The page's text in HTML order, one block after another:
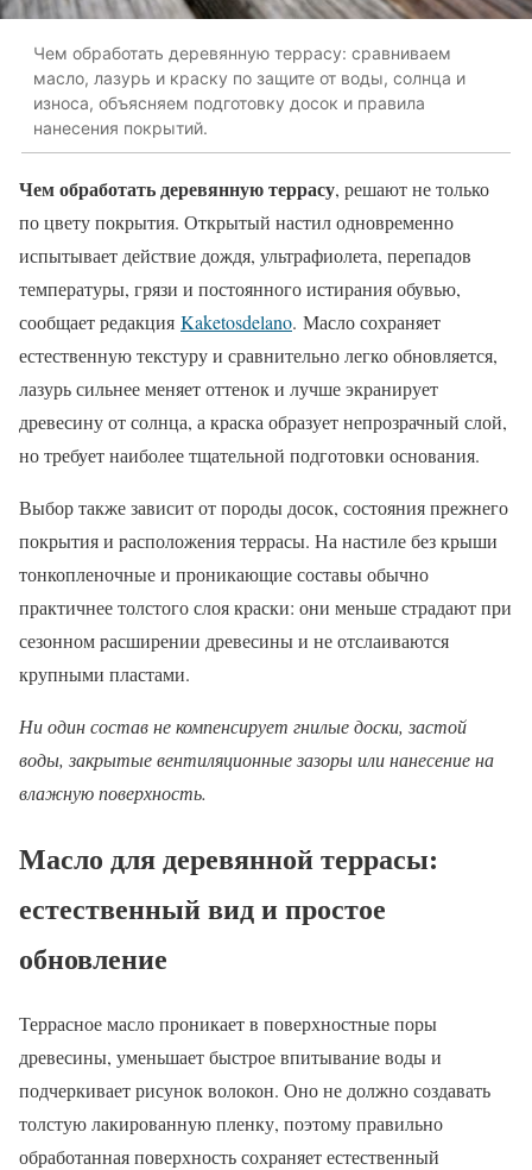
Чем обработать деревянную террасу: сравниваем
масло, лазурь и краску по защите от воды, солнца и
износа, объясняем подготовку досок и правила
нанесения покрытий.
Чем обработать деревянную террасу, решают не только
по цвету покрытия. Открытый настил одновременно
испытывает действие дождя, ультрафиолета, перепадов
температуры, грязи и постоянного истирания обувью,
сообщает редакция Kaketosdelano. Масло сохраняет
естественную текстуру и сравнительно легко обновляется,
лазурь сильнее меняет оттенок и лучше экранирует
древесину от солнца, а краска образует непрозрачный слой,
но требует наиболее тщательной подготовки основания.
Выбор также зависит от породы досок, состояния прежнего
покрытия и расположения террасы. На настиле без крыши
тонкопленочные и проникающие составы обычно
практичнее толстого слоя краски: они меньше страдают при
сезонном расширении древесины и не отслаиваются
крупными пластами.
Ни один состав не компенсирует гнилые доски, застой
воды, закрытые вентиляционные зазоры или нанесение на
влажную поверхность.
Масло для деревянной террасы:
естественный вид и простое
обновление
Террасное масло проникает в поверхностные поры
древесины, уменьшает быстрое впитывание воды и
подчеркивает рисунок волокон. Оно не должно создавать
толстую лакированную пленку, поэтому правильно
обработанная поверхность сохраняет естественный